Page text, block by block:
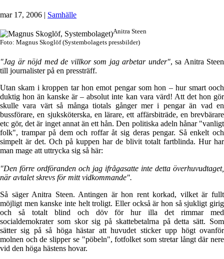
mar 17, 2006 | Samhälle
Anitra Steen
Foto: Magnus Skoglöf (Systembolagets pressbilder)
"Jag är nöjd med de villkor som jag arbetar under", sa Anitra Steen
till journalister på en pressträff.
Utan skam i kroppen tar hon emot pengar som hon – hur smart ooch
duktig hon än kanske är – absolut inte kan vara värd! Att det hon gör
skulle vara värt så många tiotals gånger mer i pengar än vad en
bussförare, en sjuksköterska, en lärare, ett affärsbiträde, en brevbärare
etc gör, det är inget annat än ett hån. Den politiska adeln hånar "vanligt
folk", trampar på dem och roffar åt sig deras pengar. Så enkelt och
simpelt är det. Och på kuppen har de blivit totalt fartblinda. Hur har
man mage att uttrycka sig så här:
"Den förre ordföranden och jag ifrågasatte inte detta överhuvudtaget,
när avtalet skrevs för mitt vidkommande".
Så säger Anitra Steen. Antingen är hon rent korkad, vilket är fullt
möjligt men kanske inte helt troligt. Eller också är hon så sjukligt girig
och så totalt blind och döv för hur illa det rimmar med
socialdemokrater som skor sig på skattebetalrna på detta sätt. Som
sätter sig på så höga hästar att huvudet sticker upp högt ovanför
molnen och de slipper se "pöbeln", fotfolket som stretar långt där nere
vid den höga hästens hovar.